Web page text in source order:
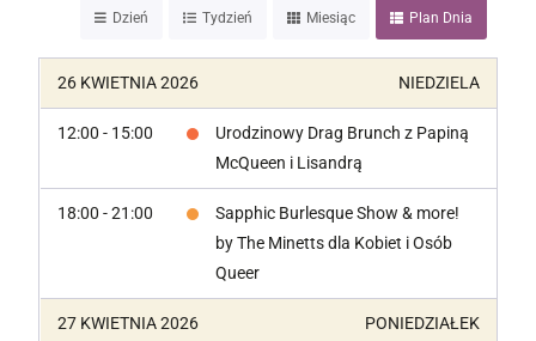
Dzień Tydzień Miesiąc Plan Dnia
26 KWIETNIA 2026 NIEDZIELA
12:00 - 15:00
Urodzinowy Drag Brunch z Papiną
McQueen i Lisandrą
18:00 - 21:00
Sapphic Burlesque Show & more!
by The Minetts dla Kobiet i Osób
Queer
27 KWIETNIA 2026 PONIEDZIAŁEK